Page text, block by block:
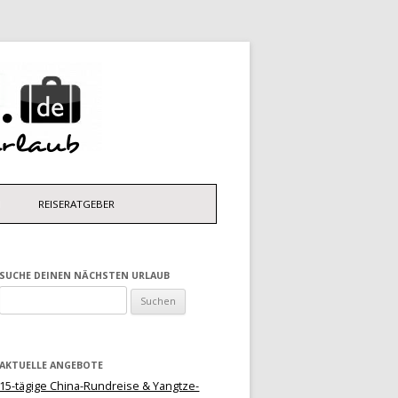
REISERATGEBER
SUCHE DEINEN NÄCHSTEN URLAUB
nach:
AKTUELLE ANGEBOTE
15-tägige China-Rundreise & Yangtze-